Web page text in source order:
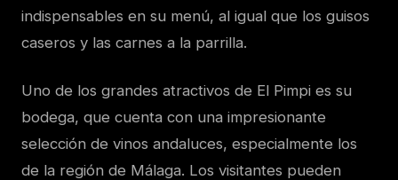
indispensables en su menú, al igual que los guisos
caseros y las carnes a la parrilla.
Uno de los grandes atractivos de El Pimpi es su
bodega, que cuenta con una impresionante
selección de vinos andaluces, especialmente los
de la región de Málaga. Los visitantes pueden